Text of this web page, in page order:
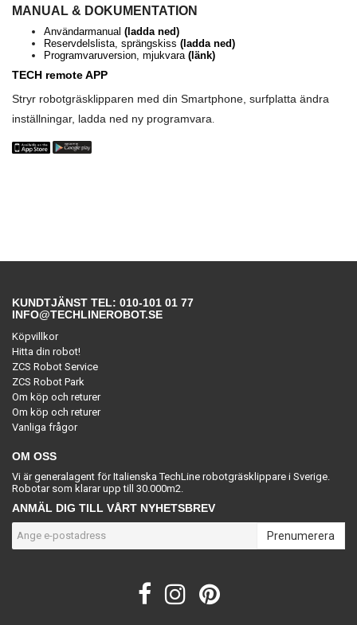
MANUAL & DOKUMENTATION
Användarmanual (ladda ned)
Reservdelslista, sprängskiss (ladda ned)
Programvaruversion, mjukvara (länk)
TECH remote APP
Stryr robotgräsklipparen med din Smartphone, surfplatta ändra
inställningar, ladda ned ny programvara
KUNDTJÄNST TEL: 010-101 01 77
INFO@TECHLINEROBOT.SE
Köpvillkor
Hitta din robot!
ZCS Robot Service
ZCS Robot Park
Om köp och returer
Om köp och returer
Vanliga frågor
OM OSS
Vi är generalagent för Italienska TechLine robotgräsklippare i Sverige.
Robotar som klarar upp till 30.000m2.
ANMÄL DIG TILL VÅRT NYHETSBREV
Prenumerera